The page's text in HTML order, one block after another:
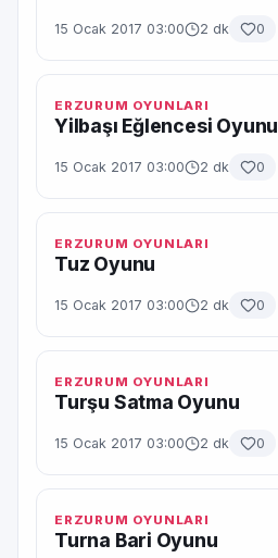
15 Ocak 2017 03:00 2 dk 0
ERZURUM OYUNLARI
Yilbaşı Eğlencesi Oyunu
15 Ocak 2017 03:00 2 dk 0
ERZURUM OYUNLARI
Tuz Oyunu
15 Ocak 2017 03:00 2 dk 0
ERZURUM OYUNLARI
Turşu Satma Oyunu
15 Ocak 2017 03:00 2 dk 0
ERZURUM OYUNLARI
Turna Bari Oyunu